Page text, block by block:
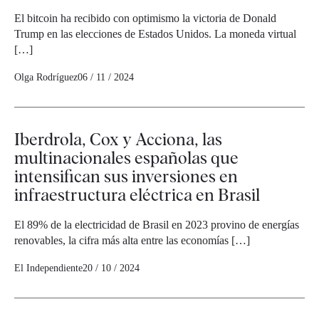
El bitcoin ha recibido con optimismo la victoria de Donald
Trump en las elecciones de Estados Unidos. La moneda virtual
[…]
Olga Rodríguez06 / 11 / 2024
Iberdrola, Cox y Acciona, las
multinacionales españolas que
intensifican sus inversiones en
infraestructura eléctrica en Brasil
El 89% de la electricidad de Brasil en 2023 provino de energías
renovables, la cifra más alta entre las economías […]
El Independiente20 / 10 / 2024